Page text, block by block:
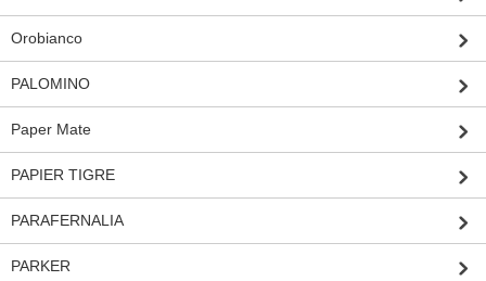
Orobianco
PALOMINO
Paper Mate
PAPIER TIGRE
PARAFERNALIA
PARKER